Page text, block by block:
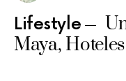
Lifestyle
Maya,